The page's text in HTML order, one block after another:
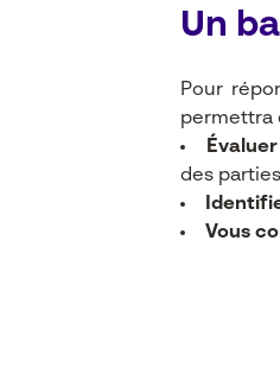
Un
Pour
permettra
des
Vous